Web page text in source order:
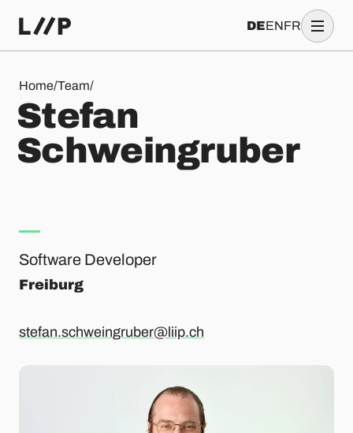
DEENFR
Home/Team/
Stefan Schweingruber
Stefan
Sc hweingru ber
Software Developer
Freiburg
stefan.schweingruber@liip.ch